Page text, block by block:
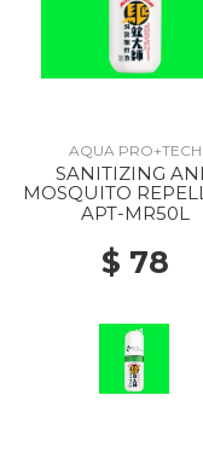
AQUA PRO+TECH
SANITIZING
MOSQUITO
SPRAY --
APT-MR50L
$ 78